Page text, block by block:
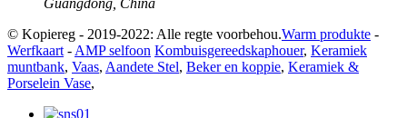
Guangdong, China
© Kopiereg - 2019-2022: Alle regte voorbehou.Warm produkte -
Werfkaart - AMP selfoon Kombuisgereedskaphouer, Keramiek
muntbank, Vaas, Aandete Stel, Beker en koppie, Keramiek &
Porselein Vase,